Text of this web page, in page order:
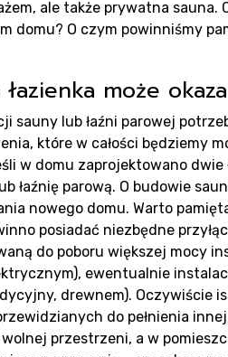
ale także prywatna
domu? O czym powinniśmy
łazienka może
sauny lub łaźni parowej
które w całości będziemy
w domu zaprojektowano dwie
łaźnię parową. O budowie
nowego domu. Warto
posiadać niezbędne
do poboru większej mocy
ewentualnie
drewnem). Oczywiście
do pełnienia
przestrzeni, a w